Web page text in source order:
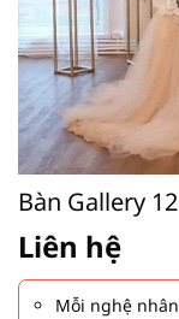
Bàn Gallery 12
Liên hệ
Mỗi nghệ